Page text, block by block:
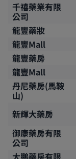
千禧藥業有限
公司
龍豐藥妝
龍豐Mall
龍豐藥房
龍豐Mall
丹尼藥房(馬鞍
山)
新輝大藥房
御康藥房有限
公司
大鵬藥房有限